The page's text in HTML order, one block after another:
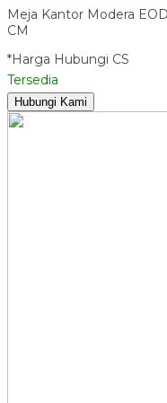
Meja Kantor Modera
CM
*Harga Hubungi CS
Tersedia
Hubungi Kami